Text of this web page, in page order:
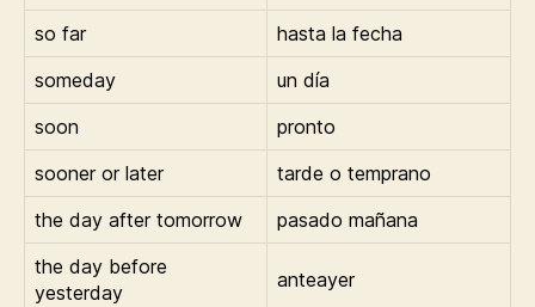
so far
hasta la fecha
someday
un día
soon
pronto
sooner or later
tarde o temprano
the day after tomorrow
pasado mañana
the day before
yesterday
anteayer